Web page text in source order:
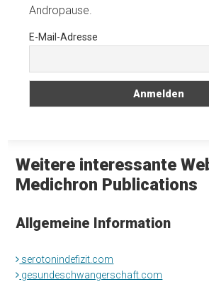
Andropause.
E-Mail-Adresse
Weitere interessante
Medichron Publications
Allgemeine Information
serotonindefizit.com
gesundeschwangerschaft.com